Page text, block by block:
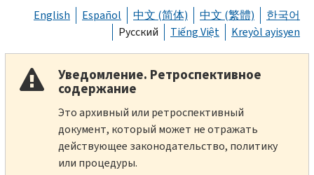
English Español 中文 (简体) 中文 (繁體)
한국어
Русский
Tiếng Việt Kreyòl ayisyen
Уведомление. Ретроспективное
содержание
Это архивный или ретроспективный
документ, который может не отражать
действующее законодательство, политику
или процедуры.